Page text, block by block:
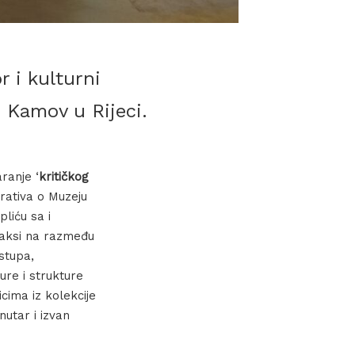
i kulturni
u Rijeci.
‘kritičkog
o Muzeju
sa i
na razmeđu
i strukture
iz kolekcije
i izvan